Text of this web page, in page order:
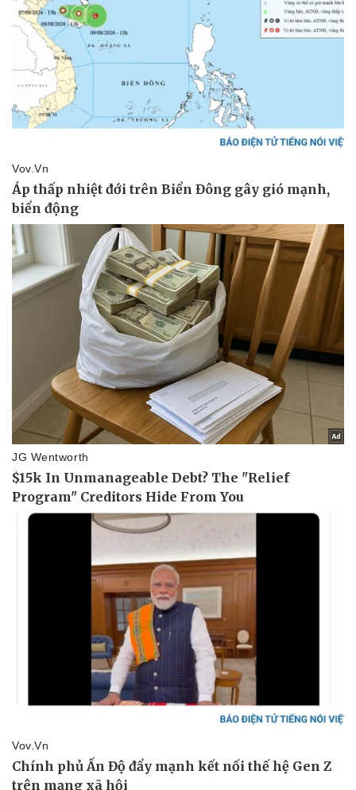
Bất động sản
Khởi nghiệp
Thị trường
Giá vàng
Tiêu dùng
Tỷ giá
Chứng khoán
Giá cà phê